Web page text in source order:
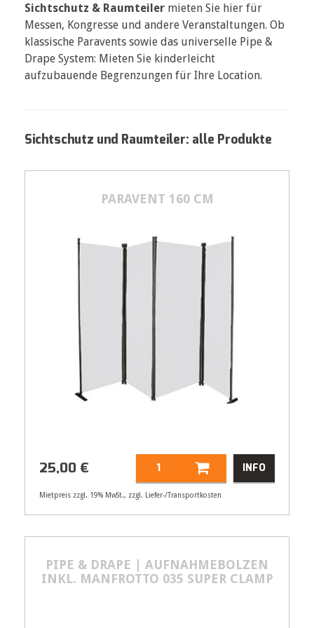
Sichtschutz & Raumteiler mieten Sie hier für
Messen, Kongresse und andere Veranstaltungen. Ob
klassische Paravents sowie das universelle Pipe &
Drape System: Mieten Sie kinderleicht
aufzubauende Begrenzungen für Ihre Location.
Sichtschutz und Raumteiler: alle Produkte
PARAVENT 160 CM
Artikelnummer
34116
Größenangabe:
(H | B) 160 | 240 cm
25,00 € INFO
Mietpreis zzgl. 19% MwSt., zzgl. Liefer-/Transportkosten
PIPE & DRAPE | AUFNAHMEBOLZEN
INKL. MANFROTTO 035 SUPER CLAMP